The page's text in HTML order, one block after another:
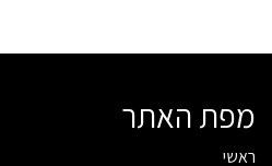
מפת האתר
ראשי